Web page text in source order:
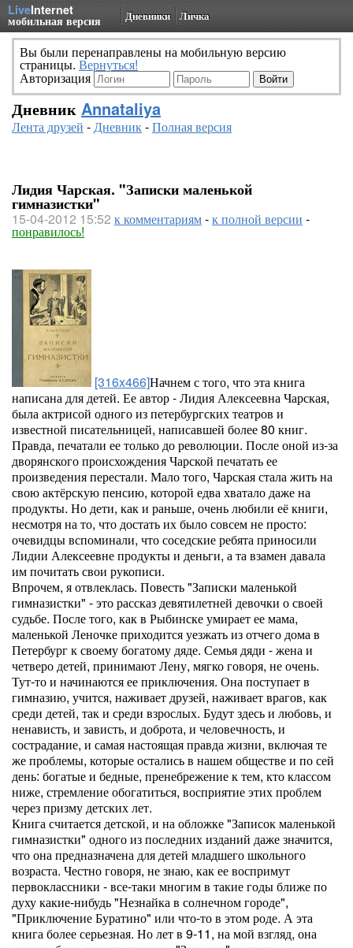
LiveInternet
мобильная версия Дневники Личка
Вы были перенаправлены на мобильную версию
страницы. Вернуться!
Авторизация
Дневник Annataliya
Лента друзей -Дневник-Полная версия
Лидия Чарская. "Записки маленькой
гимназистки"
15-04-2012 15:52 к комментариям-к полной версии -
понравилось!
[316x466]Начнем с того, что эта книга
написана для детей. Ее автор - Лидия Алексеевна Чарская,
была актрисой одного из петербургских театров и
известной писательницей, написавшей более 80 книг.
Правда, печатали ее только до революции. После оной из-за
дворянского происхождения Чарской печатать ее
произведения перестали. Мало того, Чарская стала жить на
свою актёрскую пенсию, которой едва хватало даже на
продукты. Но дети, как и раньше, очень любили её книги,
несмотря на то, что достать их было совсем не просто:
очевидцы вспоминали, что соседские ребята приносили
Лидии Алексеевне продукты и деньги, а та взамен давала
им почитать свои рукописи.
Впрочем, я отвлеклась. Повесть "Записки маленькой
гимназистки" - это рассказ девятилетней девочки о своей
судьбе. После того, как в Рыбинске умирает ее мама,
маленькой Леночке приходится уезжать из отчего дома в
Петербург к своему богатому дяде. Семья дяди - жена и
четверо детей, принимают Лену, мягко говоря, не очень.
Тут-то и начинаются ее приключения. Она поступает в
гимназию, учится, наживает друзей, наживает врагов, как
среди детей, так и среди взрослых. Будут здесь и любовь, и
ненависть, и зависть, и доброта, и человечность, и
сострадание, и самая настоящая правда жизни, включая те
же проблемы, которые остались в нашем обществе и по сей
день: богатые и бедные, пренебрежение к тем, кто классом
ниже, стремление обогатиться, восприятие этих проблем
через призму детских лет.
Книга считается детской, и на обложке "Записок маленькой
гимназистки" одного из последних изданий даже значится,
что она предназначена для детей младшего школьного
возраста. Честно говоря, не знаю, как ее воспримут
первоклассники - все-таки многим в такие годы ближе по
духу какие-нибудь "Незнайка в солнечном городе",
"Приключение Буратино" или что-то в этом роде. А эта
книга более серьезная. Но лет в 9-11, на мой взгляд, она